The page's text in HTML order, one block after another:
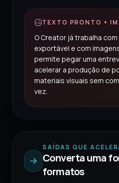
TEXTO PRONTO +
O Creator já trabalha
exportável e com
permite pegar uma
acelerar a produção de
materiais visuais sem
vez.
SAÍDAS QUE
Converta uma
formatos